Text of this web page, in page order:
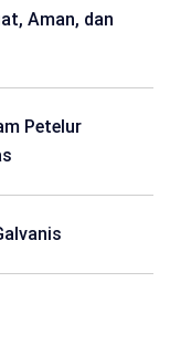
Aman, dan
Petelur